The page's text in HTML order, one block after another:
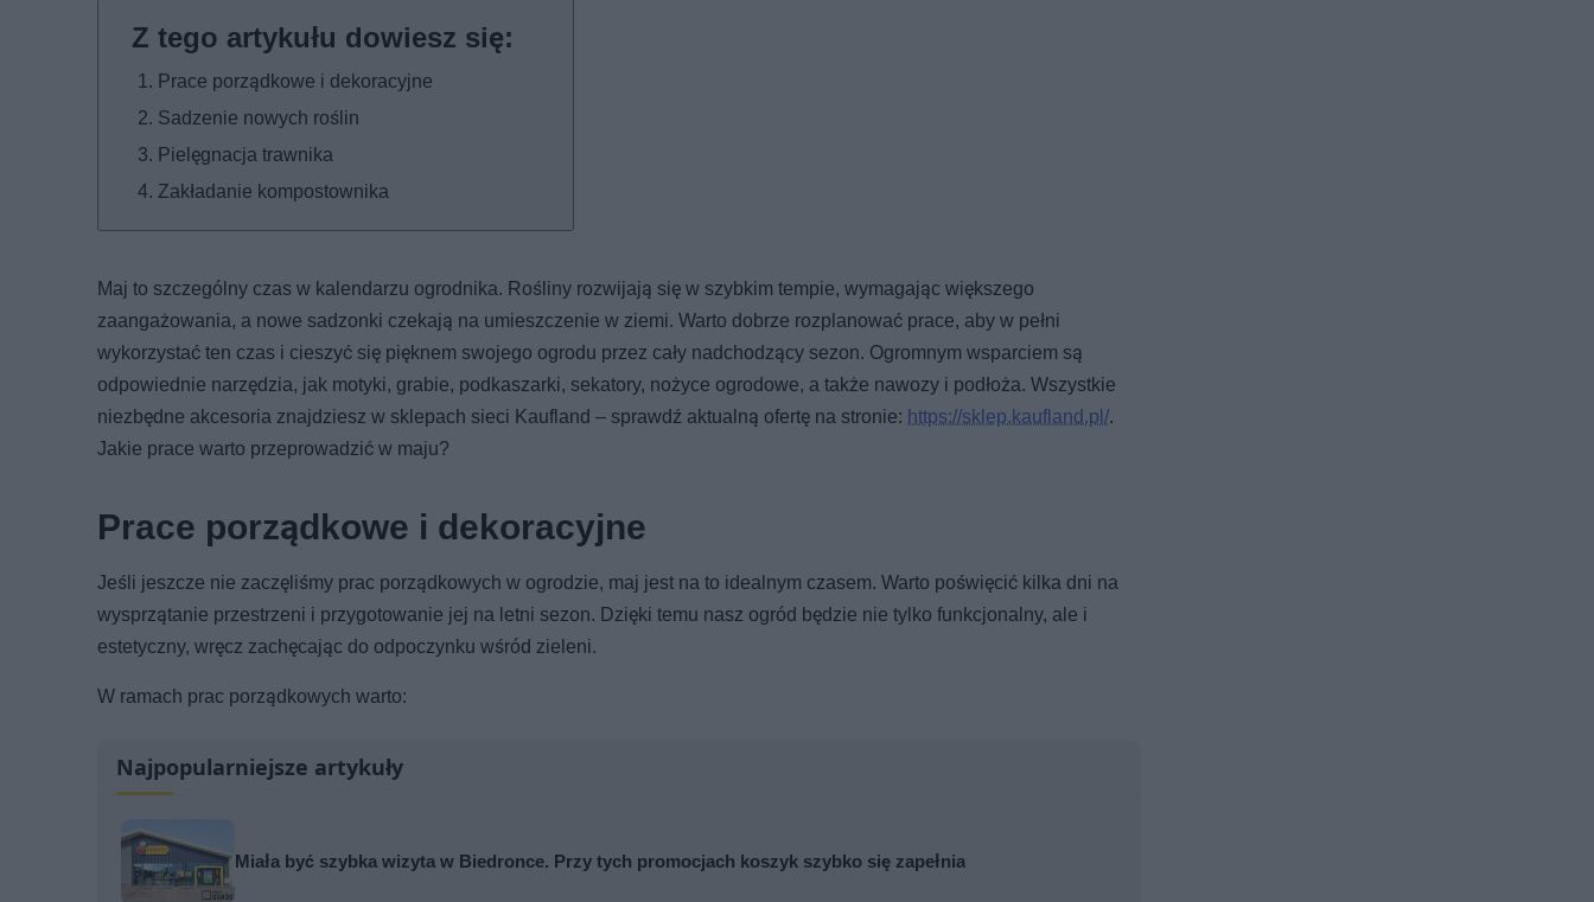
Prace porządkowe i dekoracyjne
Sadzenie nowych roślin
Pielęgnacja trawnika
Zakładanie kompostownika
Maj to szczególny czas w kalendarzu ogrodnika. Rośliny rozwijają się w szybkim tempie, wymagając większego
zaangażowania, a nowe sadzonki czekają na umieszczenie w ziemi. Warto dobrze rozplanować prace, aby w pełni
wykorzystać ten czas i cieszyć się pięknem swojego ogrodu przez cały nadchodzący sezon. Ogromnym wsparciem są
odpowiednie narzędzia, jak motyki, grabie, podkaszarki, sekatory, nożyce ogrodowe, a także nawozy i podłoża. Wszystkie
niezbędne akcesoria znajdziesz w sklepach sieci Kaufland – sprawdź aktualną ofertę na stronie: https://sklep.kaufland.pl/.
Jakie prace warto przeprowadzić w maju?
Prace porządkowe i dekoracyjne
Jeśli jeszcze nie zaczęliśmy prac porządkowych w ogrodzie, maj jest na to idealnym czasem. Warto poświęcić kilka dni na
wysprzątanie przestrzeni i przygotowanie jej na letni sezon. Dzięki temu nasz ogród będzie nie tylko funkcjonalny, ale i
estetyczny, wręcz zachęcając do odpoczynku wśród zieleni.
W ramach prac porządkowych warto:
Najpopularniejsze artykuły
Miała być szybka wizyta w Biedronce. Przy tych promocjach koszyk szybko się zapełnia